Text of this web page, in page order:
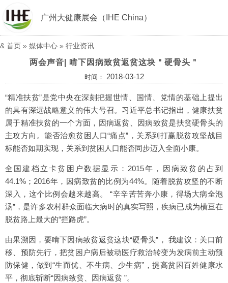
广州大健康展会（IHE China）
& 首页 » 媒体中心 » 行业资讯
两会声音| 啃下因病致贫返贫这块＂硬骨头＂
时间： 2018-03-12
“精准扶贫”是党中央在深刻把握世情、国情、党情的基础上提出
的具有深远战略意义的伟大号召。习近平总书记指出，健康扶贫
属于精准扶贫的一个方面，因病返贫、因病致贫是扶贫硬骨头的
主攻方向。能否治愈贫困人口“痛点”，关系到打赢脱贫攻坚战目
标能否如期实现，关系到贫困人口能否同步迈入全面小康。
全国建档立卡贫困户数据显示：2015年，因病致贫的占到
44.1%；2016年，因病致贫的比例为44%。随着脱贫攻坚的不断
深入，这个比例会越来越高。 “辛辛苦苦奔小康，得场大病全泡
汤”，是许多农村群众面临大病时的真实写照，疾病已成为横亘在
脱贫路上最大的“拦路虎”。
由果溯因，要啃下因病致贫返贫这块“硬骨头”， 我建议：关口前
移、预防先行，把贫困户病后被动医疗救治转变为发病前主动预
防保健，做到“生而优、不生病、少生病”，提高贫困百姓健康水
平，彻底斩断“因病致贫、因病返贫 ”。